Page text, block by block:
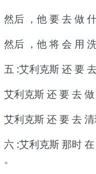
然后 ，他 要 去 做
然后 ，他 将 会 用
五 :艾利克斯 还 要
艾利克斯 还 要 去 做
艾利克斯 还 要 去 清
六 :艾利克斯 那时
。